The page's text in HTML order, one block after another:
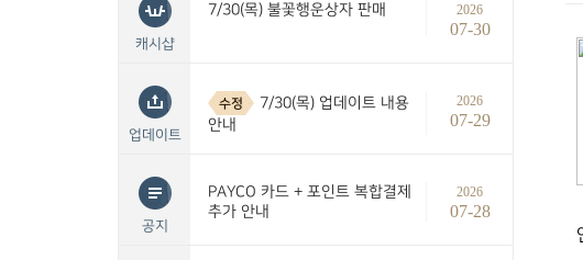
캐시샵
7/30(목) 불꽃행운상자 판매 2026
07-30
업데이트
수정
7/30(목) 업데이트 내용
안내
2026
07-29
공지
PAYCO 카드 + 포인트 복합결제
추가 안내
2026
07-28